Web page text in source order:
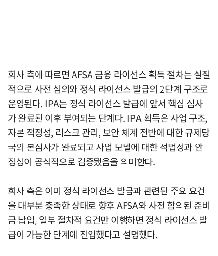
회사 측에 따르면 AFSA 금융 라이선스 획득 절차는 실질
적으로 사전 심의와 정식 라이선스 발급의 2단계 구조로
운영된다. IPA는 정식 라이선스 발급에 앞서 핵심 심사
가 완료된 이후 부여되는 단계다. IPA 획득은 사업 구조,
자본 적정성, 리스크 관리, 보안 체계 전반에 대한 규제당
국의 본심사가 완료되고 사업 모델에 대한 적법성과 안
정성이 공식적으로 검증됐음을 의미한다.
회사 측은 이미 정식 라이선스 발급과 관련된 주요 요건
을 대부분 충족한 상태로 향후 AFSA와 사전 합의된 준비
금 납입, 일부 절차적 요건만 이행하면 정식 라이선스 발
급이 가능한 단계에 진입했다고 설명했다.